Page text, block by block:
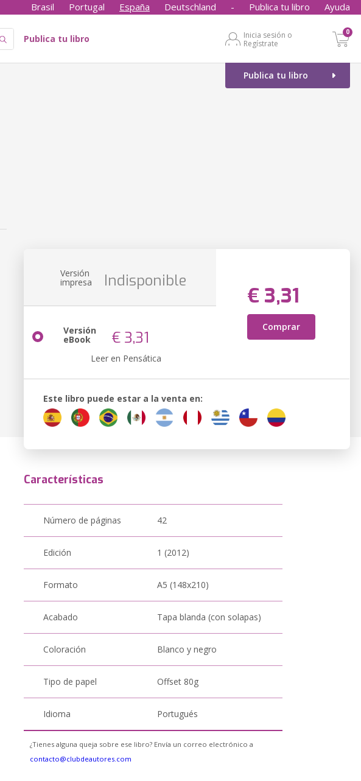
Brasil Portugal España Deutschland - Publica tu libro Ayuda
Publica tu libro
Inicia sesión o
Regístrate
0
Publica tu libro
Versión
impresa Indisponible
€ 3,31
Comprar
Versión
eBook € 3,31
Leer en Pensática
Este libro puede estar a la venta en:
Características
Número de páginas 42
Edición 1 (2012)
Formato A5 (148x210)
Acabado Tapa blanda (con solapas)
Coloración Blanco y negro
Tipo de papel Offset 80g
Idioma Portugués
¿Tienes alguna queja sobre ese libro? Envía un correo electrónico a
contacto@clubdeautores.com